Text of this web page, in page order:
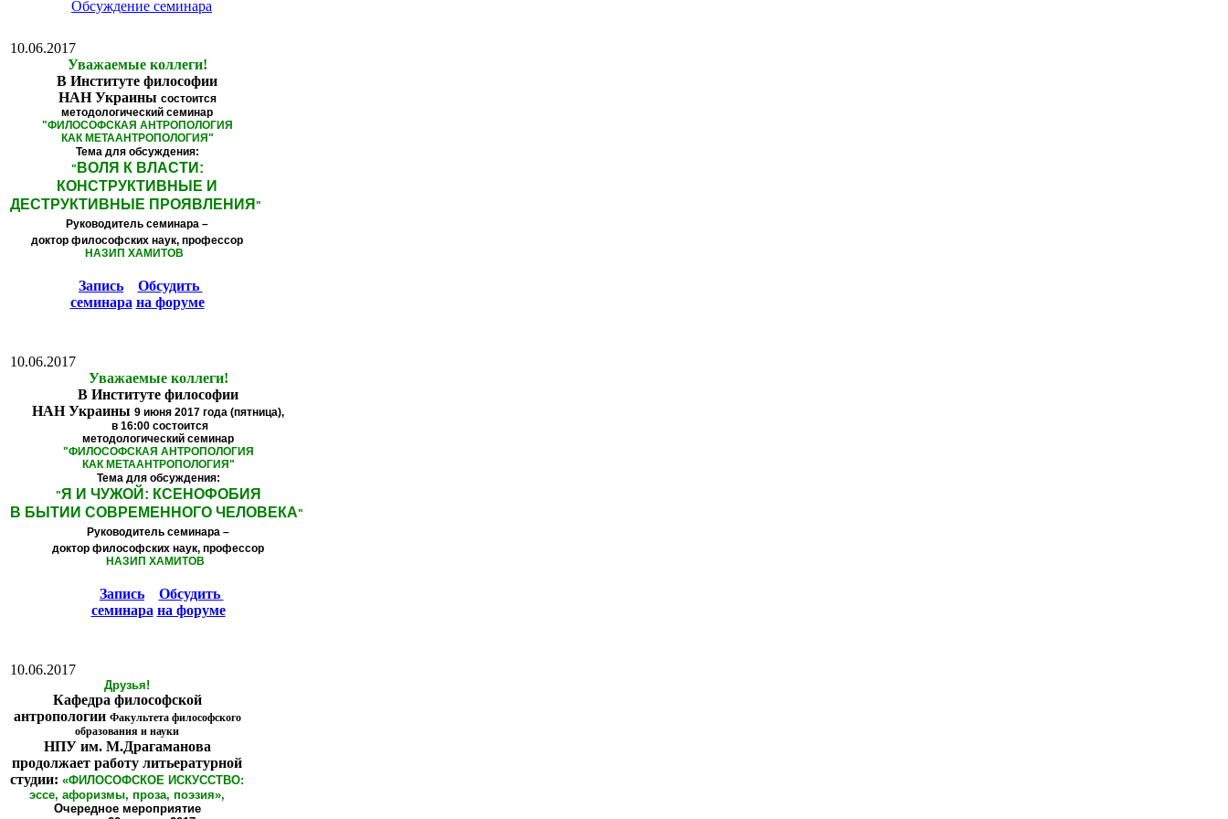
Обсуждение семинара
10.06.2017
Уважаемые коллеги!
В Институте философии
НАН Украины состоится
методологический семинар
"ФИЛОСОФСКАЯ АНТРОПОЛОГИЯ
КАК МЕТААНТРОПОЛОГИЯ "
Тема для обсуждения:
" ВОЛЯ К ВЛАСТИ:
КОНСТРУКТИВНЫЕ И
ДЕСТРУКТИВНЫЕ ПРОЯВЛЕНИЯ "
Руководитель семинара –
доктор философских наук, профессор
НАЗИП ХАМИТОВ
Запись
семинара
Обсудить
на форуме
10.06.2017
Уважаемые коллеги!
В Институте философии
НАН Украины 9 июня 2017 года (пятница),
в 16:00 состоится
методологический семинар
"ФИЛОСОФСКАЯ АНТРОПОЛОГИЯ
КАК МЕТААНТРОПОЛОГИЯ "
Тема для обсуждения:
"Я И ЧУЖОЙ: КСЕНОФОБИЯ
В БЫТИИ СОВРЕМЕННОГО ЧЕЛОВЕКА"
Руководитель семинара –
доктор философских наук, профессор
НАЗИП ХАМИТОВ
Запись
семинара
Обсудить
на форуме
10.06.2017
Друзья!
Кафедра философской
антропологии Факультета философского
образования и науки
НПУ им. М.Драгаманова
продолжает работу литьературной
студии: «ФИЛОСОФСКОЕ ИСКУССТВО:
эссе, афоризмы, проза, поэзия»,
Очередное мероприятие